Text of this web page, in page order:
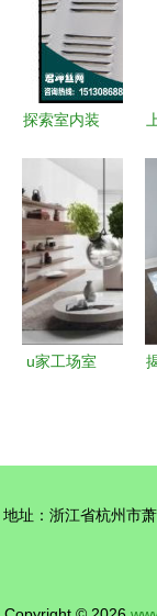
篇看懂室内
高性价比天
花板
探索室内装
如何挑选最
适合你的装
修材料
u家工场室
地址：浙江省杭州市